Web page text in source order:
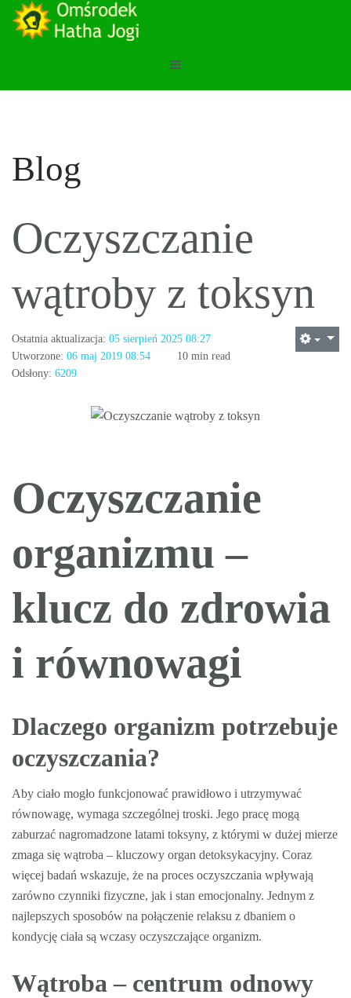
Blog
Oczyszczanie
wątroby z toksyn
Ostatnia aktualizacja: 05 sierpień 2025 08:27
Utworzone: 06 maj 2019 08:54
10 min read
Odsłony: 6209
Oczyszczanie
organizmu –
klucz do zdrowia
i równowagi
Dlaczego organizm potrzebuje
oczyszczania?
Aby ciało mogło funkcjonować prawidłowo i utrzymywać
równowagę, wymaga szczególnej troski. Jego pracę mogą
zaburzać nagromadzone latami toksyny, z którymi w dużej mierze
zmaga się wątroba – kluczowy organ detoksykacyjny. Coraz
więcej badań wskazuje, że na proces oczyszczania wpływają
zarówno czynniki fizyczne, jak i stan emocjonalny. Jednym z
najlepszych sposobów na połączenie relaksu z dbaniem o
kondycję ciała są wczasy oczyszczające organizm.
Wątroba – centrum odnowy